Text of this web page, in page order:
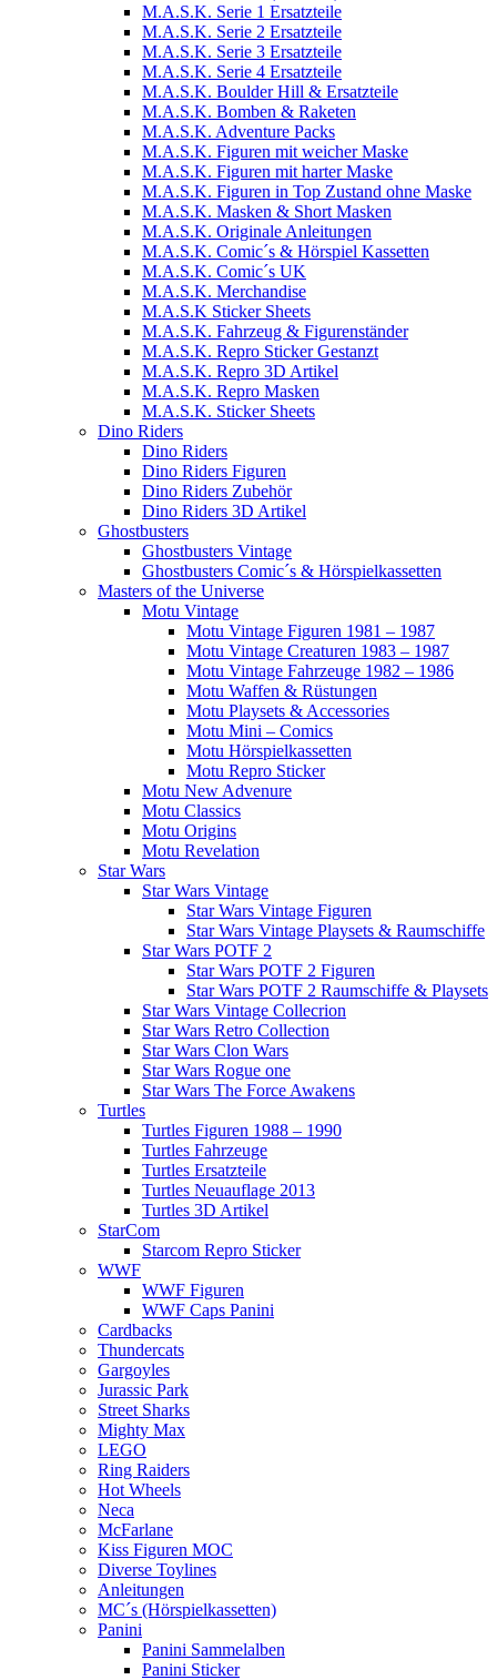
M.A.S.K. Serie 1 Ersatzteile
M.A.S.K. Serie 2 Ersatzteile
M.A.S.K. Serie 3 Ersatzteile
M.A.S.K. Serie 4 Ersatzteile
M.A.S.K. Boulder Hill & Ersatzteile
M.A.S.K. Bomben & Raketen
M.A.S.K. Adventure Packs
M.A.S.K. Figuren mit weicher Maske
M.A.S.K. Figuren mit harter Maske
M.A.S.K. Figuren in Top Zustand ohne Maske
M.A.S.K. Masken & Short Masken
M.A.S.K. Originale Anleitungen
M.A.S.K. Comic´s & Hörspiel Kassetten
M.A.S.K. Comic´s UK
M.A.S.K. Merchandise
M.A.S.K Sticker Sheets
M.A.S.K. Fahrzeug & Figurenständer
M.A.S.K. Repro Sticker Gestanzt
M.A.S.K. Repro 3D Artikel
M.A.S.K. Repro Masken
M.A.S.K. Sticker Sheets
Dino Riders
Dino Riders
Dino Riders Figuren
Dino Riders Zubehör
Dino Riders 3D Artikel
Ghostbusters
Ghostbusters Vintage
Ghostbusters Comic´s & Hörspielkassetten
Masters of the Universe
Motu Vintage
Motu Vintage Figuren 1981 – 1987
Motu Vintage Creaturen 1983 – 1987
Motu Vintage Fahrzeuge 1982 – 1986
Motu Waffen & Rüstungen
Motu Playsets & Accessories
Motu Mini – Comics
Motu Hörspielkassetten
Motu Repro Sticker
Motu New Advenure
Motu Classics
Motu Origins
Motu Revelation
Star Wars
Star Wars Vintage
Star Wars Vintage Figuren
Star Wars Vintage Playsets & Raumschiffe
Star Wars POTF 2
Star Wars POTF 2 Figuren
Star Wars POTF 2 Raumschiffe & Playsets
Star Wars Vintage Collecrion
Star Wars Retro Collection
Star Wars Clon Wars
Star Wars Rogue one
Star Wars The Force Awakens
Turtles
Turtles Figuren 1988 – 1990
Turtles Fahrzeuge
Turtles Ersatzteile
Turtles Neuauflage 2013
Turtles 3D Artikel
StarCom
Starcom Repro Sticker
WWF
WWF Figuren
WWF Caps Panini
Cardbacks
Thundercats
Gargoyles
Jurassic Park
Street Sharks
Mighty Max
LEGO
Ring Raiders
Hot Wheels
Neca
McFarlane
Kiss Figuren MOC
Diverse Toylines
Anleitungen
MC´s (Hörspielkassetten)
Panini
Panini Sammelalben
Panini Sticker